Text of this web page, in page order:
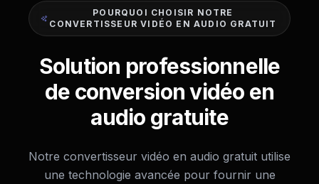
POURQUOI CHOISIR NOTRE
CONVERTISSEUR VIDÉO EN AUDIO GRATUIT
Solution professionnelle
de conversion vidéo en
audio gratuite
Notre convertisseur vidéo en audio gratuit utilise
une technologie avancée pour fournir une